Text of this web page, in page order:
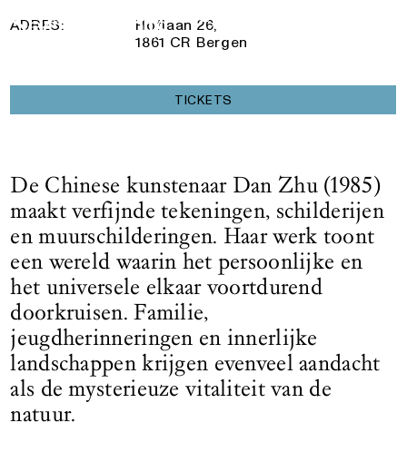
Logo See All This, linkt naar de homepage
30 November 2025
ADRES:
Hoflaan 26,
1861 CR Bergen
TICKETS
De Chinese kunstenaar Dan Zhu (1985)
maakt verfijnde tekeningen, schilderijen
en muurschilderingen. Haar werk toont
een wereld waarin het persoonlijke en
het universele elkaar voortdurend
doorkruisen. Familie,
jeugdherinneringen en innerlijke
landschappen krijgen evenveel aandacht
als de mysterieuze vitaliteit van de
natuur.